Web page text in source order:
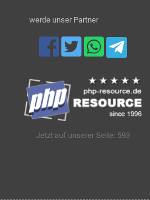
werde unser Partner
Jetzt auf unserer Seite: 593